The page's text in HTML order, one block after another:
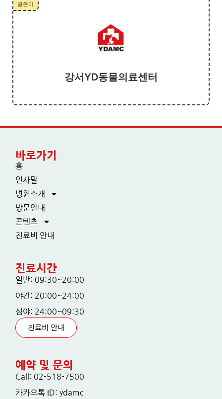
글쓴이
강서YD동물의료센터
바로가기
홈
인사말
병원소개
방문안내
콘텐츠
진료비 안내
진료시간
일반: 09:30~20:00
야간: 20:00~24:00
심야: 24:00~09:30
진료비 안내
예약 및 문의
Call: 02-518-7500
카카오톡 ID: ydamc